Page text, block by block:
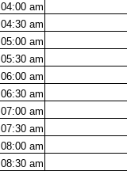
04:00 am
04:30 am
05:00 am
05:30 am
06:00 am
06:30 am
07:00 am
07:30 am
08:00 am
08:30 am